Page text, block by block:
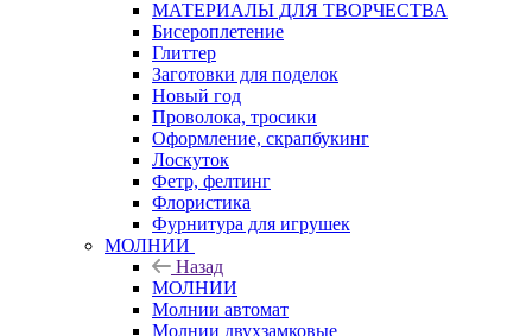
МАТЕРИАЛЫ ДЛЯ ТВОРЧЕСТВА
Бисероплетение
Глиттер
Заготовки для поделок
Новый год
Проволока, тросики
Оформление, скрапбукинг
Лоскуток
Фетр, фелтинг
Флористика
Фурнитура для игрушек
МОЛНИИ
Назад
МОЛНИИ
Молнии автомат
Молнии двухзамковые